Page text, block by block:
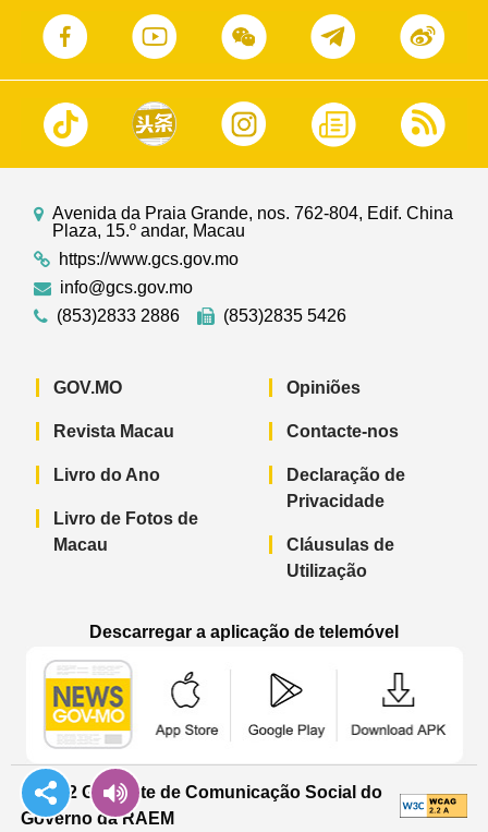
Avenida da Praia Grande, nos. 762-804, Edif. China
Plaza, 15.º andar, Macau
https://www.gcs.gov.mo
info@gcs.gov.mo
(853)2833 2886
(853)2835 5426
GOV.MO
Revista Macau
Livro do Ano
Livro de Fotos de
Macau
Opiniões
Contacte-nos
Declaração de
Privacidade
Cláusulas de
Utilização
Descarregar a aplicação de telemóvel
© 2022 Gabinete de Comunicação Social do
Governo da RAEM